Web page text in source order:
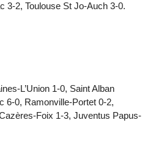
3-2, Toulouse St Jo-Auch 3-0.
L’Union 1-0, Saint Alban
6-0, Ramonville-Portet 0-2,
Foix 1-3, Juventus Papus-